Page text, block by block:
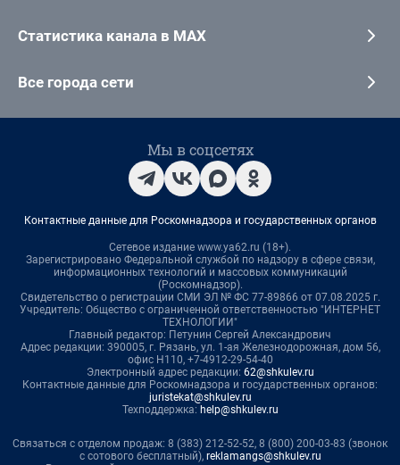
Статистика канала в MAX
Все города сети
Мы в соцсетях
Контактные данные для Роскомнадзора и государственных органов
Сетевое издание www.ya62.ru (18+).
Зарегистрировано Федеральной службой по надзору в сфере связи,
информационных технологий и массовых коммуникаций
(Роскомнадзор).
Свидетельство о регистрации СМИ ЭЛ № ФС 77-89866 от 07.08.2025 г.
Учредитель: Общество с ограниченной ответственностью "ИНТЕРНЕТ
ТЕХНОЛОГИИ"
Главный редактор: Петунин Сергей Александрович
Адрес редакции: 390005, г. Рязань, ул. 1-ая Железнодорожная, дом 56,
офис Н110, +7-4912-29-54-40
Электронный адрес редакции: 62@shkulev.ru
Контактные данные для Роскомнадзора и государственных органов:
juristekat@shkulev.ru
Техподдержка: help@shkulev.ru
Связаться с отделом продаж: 8 (383) 212-52-52, 8 (800) 200-03-83 (звонок
с сотового бесплатный), reklamangs@shkulev.ru